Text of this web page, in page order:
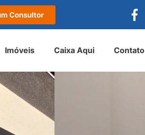
Consultor
Imóveis Caixa Aqui Contato